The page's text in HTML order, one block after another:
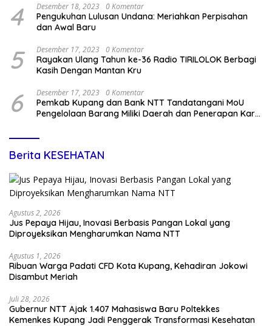
4 Desember 18, 2023 0 Komentar
Pengukuhan Lulusan Undana: Meriahkan Perpisahan
dan Awal Baru
5 Desember 17, 2023 0 Komentar
Rayakan Ulang Tahun ke-36 Radio TIRILOLOK Berbagi
Kasih Dengan Mantan Kru
6 Desember 17, 2023 0 Komentar
Pemkab Kupang dan Bank NTT Tandatangani MoU
Pengelolaan Barang Miliki Daerah dan Penerapan Kartu
Berita KESEHATAN
Agustus 2, 2026
Jus Pepaya Hijau, Inovasi Berbasis Pangan Lokal yang
Diproyeksikan Mengharumkan Nama NTT
Agustus 1, 2026
Ribuan Warga Padati CFD Kota Kupang, Kehadiran Jokowi
Disambut Meriah
Juli 28, 2026
Gubernur NTT Ajak 1.407 Mahasiswa Baru Poltekkes
Kemenkes Kupang Jadi Penggerak Transformasi Kesehatan